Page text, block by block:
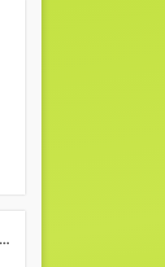
BaWü: Mann springt vor fahrendes Auto und schießt